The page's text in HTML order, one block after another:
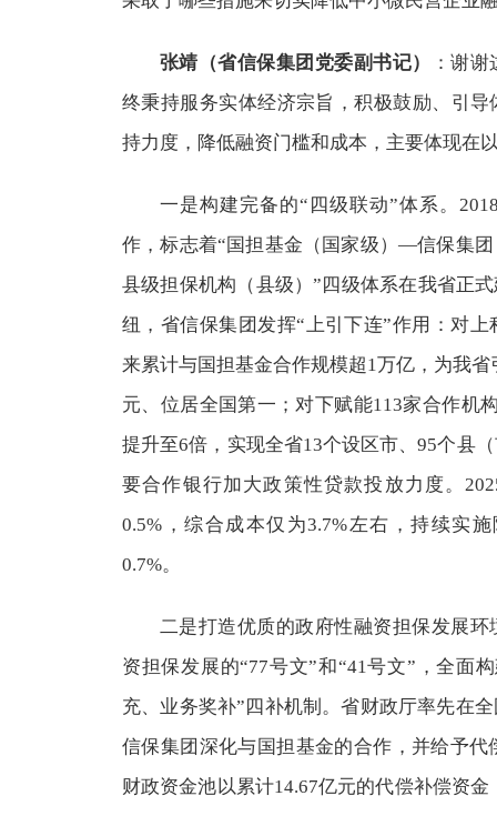
张靖（省信保集团党委副书记）
：谢
终秉持服务实体经济宗旨，积极鼓励、引
持力度，降低融资门槛和成本，主要体现在
一是构建完备的“四级联动”体系。
作，标志着“国担基金（国家级）—信保集
县级担保机构（县级）”四级体系在我省正
纽，省信保集团发挥“上引下连”作用：对
来累计与国担基金合作规模超1万亿，为我
元、位居全国第一；对下赋能113家合作机
提升至6倍，实现全省13个设区市、95个县
要合作银行加大政策性贷款投放力度。
0.5%，综合成本仅为3.7%左右，持续实
0.7%。
二是打造优质的政府性融资担保发展
资担保发展的“77号文”和“41号文”，全面
充、业务奖补”四补机制。省财政厅率先在
信保集团深化与国担基金的合作，并给予
财政资金池以累计14.67亿元的代偿补偿资